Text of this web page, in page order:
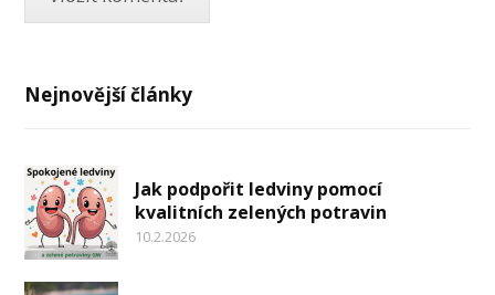
Nejnovější články
Jak podpořit ledviny pomocí
kvalitních zelených potravin
10.2.2026